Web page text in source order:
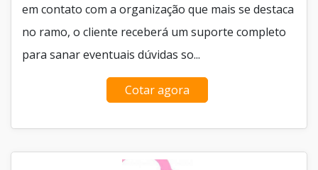
em contato com a organização que mais se destaca
no ramo, o cliente receberá um suporte completo
para sanar eventuais dúvidas so...
Cotar agora